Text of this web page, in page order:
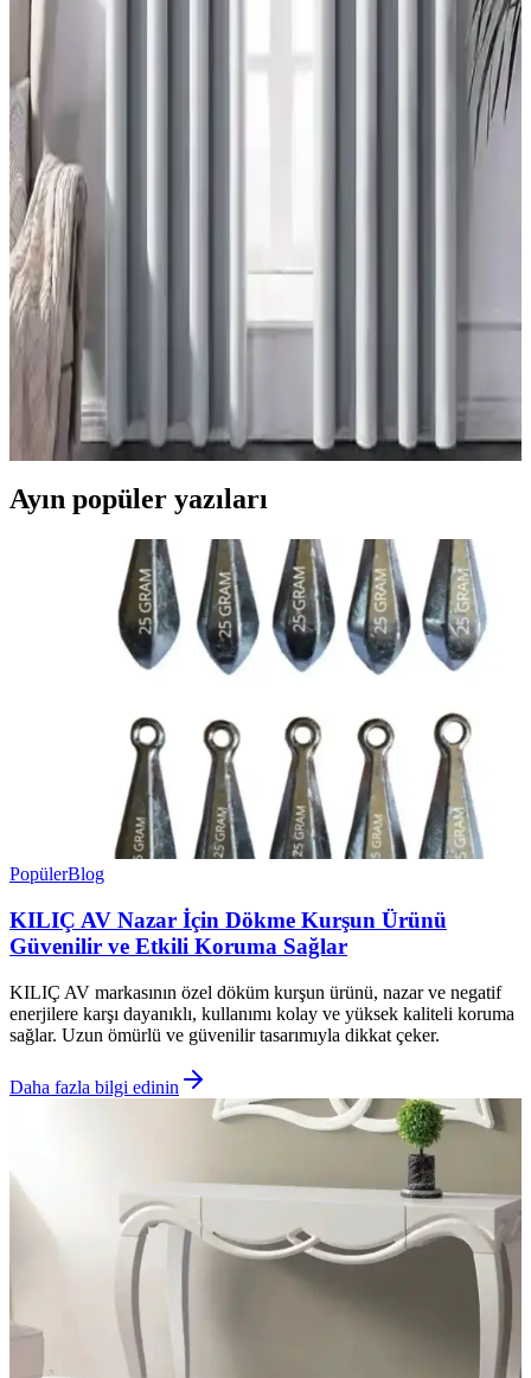
Perde ve Stor Seçimi Rehberi
Modern dağ evlerinde tavan kirişleri perde montajını zorlaştırır.
Storlar, mekân yüksekliğini koruyarak estetik ve işlevsel çözüm
sunar. Perdelerle kombinasyon, sıcaklık ve derinlik katar.
Mutfak Pencereleri İçin Fonksiyonel ve Estetik
Perde Seçenekleri ve Montaj Yöntemleri
Mutfak pencerelerinin tasarımına uygun perde seçimi, ışık kontrolü
ve kullanım kolaylığı sağlar. Roman storlar, kafe perdeleri ve entegre
sistemler, estetik ve fonksiyonel çözümler sunar.
Perdelerde Grommet Kullanımının Estetik ve
Fonksiyonel Değerlendirmesi
Grommetli perdeler, seri üretim ve metal halkaların görünürlüğü
nedeniyle 'ucuz' algısı taşır. Ancak fonksiyonellik ve modern
dekorasyonlarda uyum sağlama avantajları bulunur.
Ayın popüler yazıları
PopülerBlog
KILIÇ AV Nazar İçin Dökme Kurşun Ürünü
Güvenilir ve Etkili Koruma Sağlar
KILIÇ AV markasının özel döküm kurşun ürünü, nazar ve negatif
enerjilere karşı dayanıklı, kullanımı kolay ve yüksek kaliteli koruma
sağlar. Uzun ömürlü ve güvenilir tasarımıyla dikkat çeker.
Daha fazla bilgi edinin